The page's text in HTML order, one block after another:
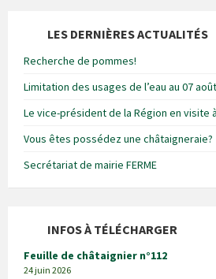
LES DERNIÈRES ACTUALITÉS
Recherche de pommes!
Limitation des usages de l’eau au 07
Le vice-président de la Région en visite
Vous êtes possédez une châtaigneraie?
Secrétariat de mairie FERME
INFOS À TÉLÉCHARGER
Feuille de châtaignier n°112
24 juin 2026